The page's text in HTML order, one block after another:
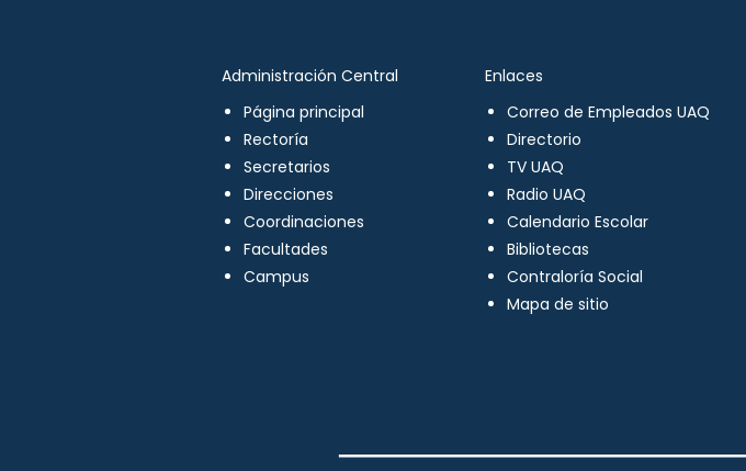
Administración Central
Página principal
Rectoría
Secretarios
Direcciones
Coordinaciones
Facultades
Campus
Enlaces
Correo de Empleados UAQ
Directorio
TV UAQ
Radio UAQ
Calendario Escolar
Bibliotecas
Contraloría Social
Mapa de sitio